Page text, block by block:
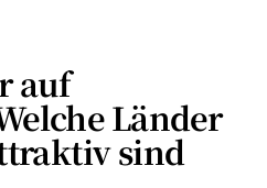
sondern eine
in Deutschland.
Kürze – Kosten
auf
Länder
sind